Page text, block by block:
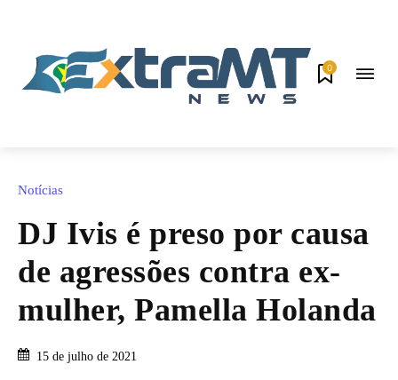
0
Notícias
DJ Ivis é preso por causa
de agressões contra ex-
mulher, Pamella Holanda
15 de julho de 2021